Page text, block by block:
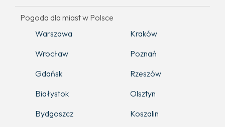
Pogoda dla miast w Polsce
Warszawa
Kraków
Wrocław
Poznań
Gdańsk
Rzeszów
Białystok
Olsztyn
Bydgoszcz
Koszalin